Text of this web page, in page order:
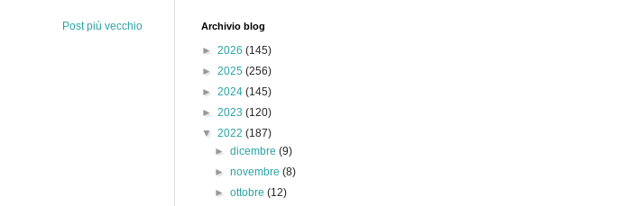
Post più vecchio Archivio blog
► 2026 (145)
► 2025 (256)
► 2024 (145)
► 2023 (120)
▼ 2022 (187)
►dicembre(9)
►novembre(8)
►ottobre(12)